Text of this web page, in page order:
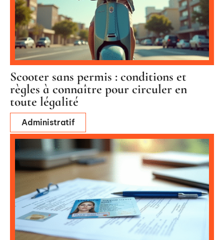
Scooter sans permis : conditions et
règles à connaître pour circuler en
toute légalité
Administratif